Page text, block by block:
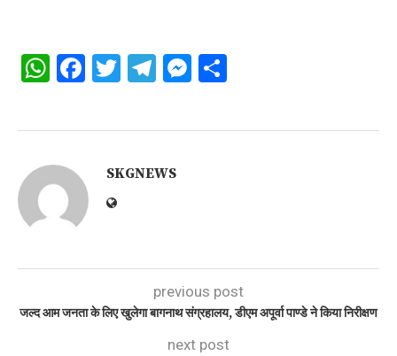
WhatsApp
Facebook
Twitter
Telegram
Messenger
SKGNEWS
previous post
जल्द आम जनता के लिए खुलेगा बागनाथ संग्रहालय, डीएम अपूर्वा पाण्डे ने किया निरीक्षण
next post